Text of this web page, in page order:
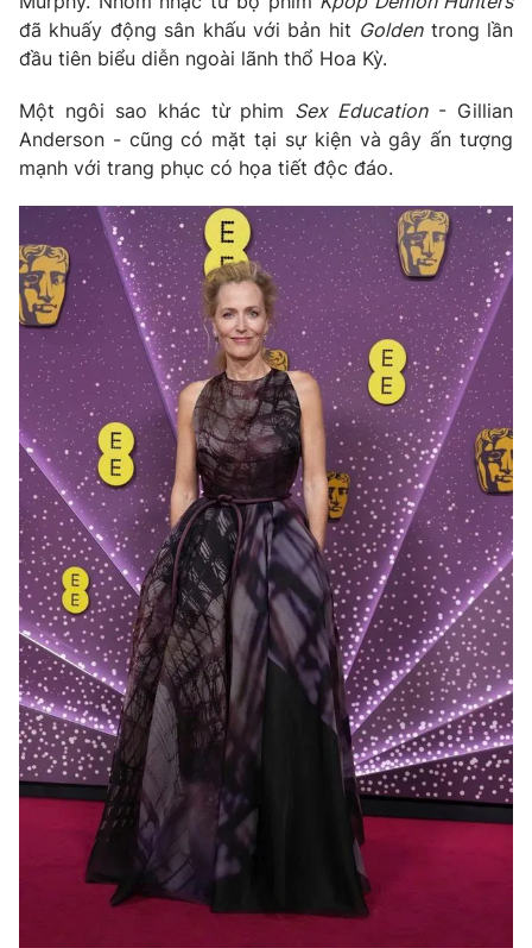
đã khuấy động sân khấu với bản hit Goldentrong lần
đầu tiên biểu diễn ngoài lãnh thổ Hoa Kỳ.
Một ngôi sao khác từ phim Sex Education- Gillian
Anderson - cũng có mặt tại sự kiện và gây ấn tượng
mạnh với trang phục có họa tiết độc đáo.